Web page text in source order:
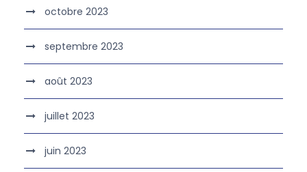
octobre 2023
septembre 2023
août 2023
juillet 2023
juin 2023